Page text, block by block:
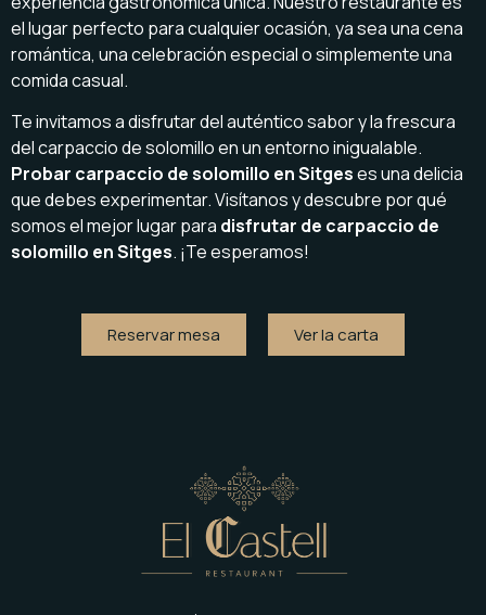
el lugar perfecto para cualquier ocasión, ya sea una cena
romántica, una celebración especial o simplemente una
comida casual.
Te invitamos a disfrutar del auténtico sabor y la frescura
del carpaccio de solomillo en un entorno inigualable.
Probar carpaccio de solomillo en Sitgeses una delicia
que debes experimentar. Visítanos y descubre por qué
somos el mejor lugar para disfrutar de carpaccio de
solomillo en Sitges. ¡Te esperamos!
Reservar mesa Ver la carta